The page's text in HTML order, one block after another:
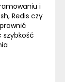
i
Redis czy